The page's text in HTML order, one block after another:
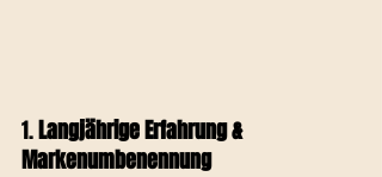
1. Langjährige Erfahrung &
Markenumbenennung